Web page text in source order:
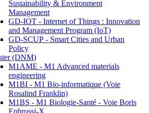
Sustainability & Environment
Management
GD-IOT - Internet of Things : Innovation
and Management Program (IoT)
GD-SCUP - Smart Cities and Urban
Policy
(DNM)
M1AME - M1 Advanced materials
engineering
M1BI - M1 Bio-informatique (Voie
Rosalind Franklin)
M1BS - M1 Biologie-Santé - Voie Boris
Ephrussi-X